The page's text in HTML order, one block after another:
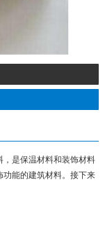
是保温材料和装饰材料
能的建筑材料。接下来